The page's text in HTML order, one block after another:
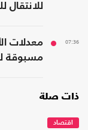
للانتقال
07:36
معدلات
مسبوقة
ذات صلة
اقتصاد